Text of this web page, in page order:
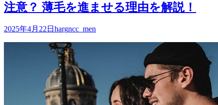
注意？ 薄毛を進ませる理由を解説！
2025年4月22日 hargncc_men